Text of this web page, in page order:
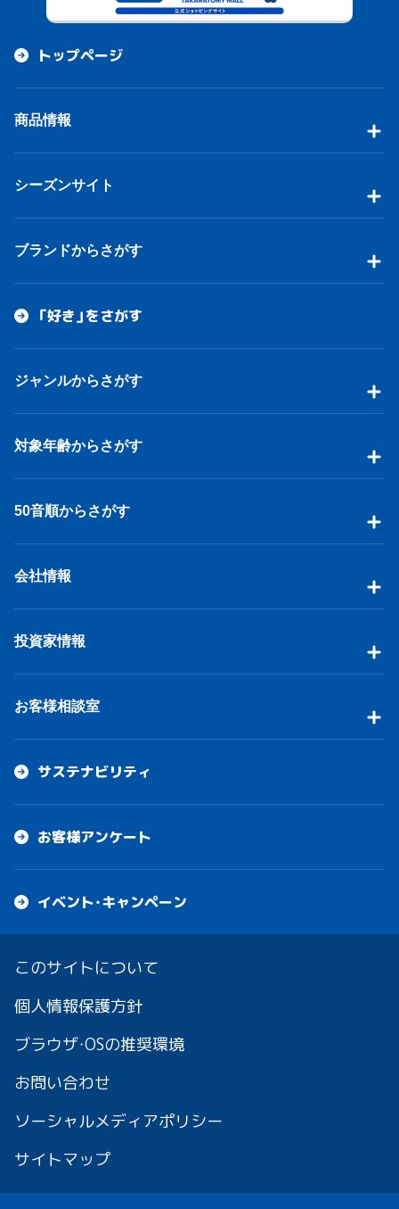
トップページ
商品情報
シーズンサイト
ブランドからさがす
「好き」をさがす
ジャンルからさがす
対象年齢からさがす
50音順からさがす
会社情報
投資家情報
お客様相談室
サステナビリティ
お客様アンケート
イベント・キャンペーン
このサイトについて
個人情報保護方針
ブラウザ・OSの推奨環境
お問い合わせ
ソーシャルメディアポリシー
サイトマップ